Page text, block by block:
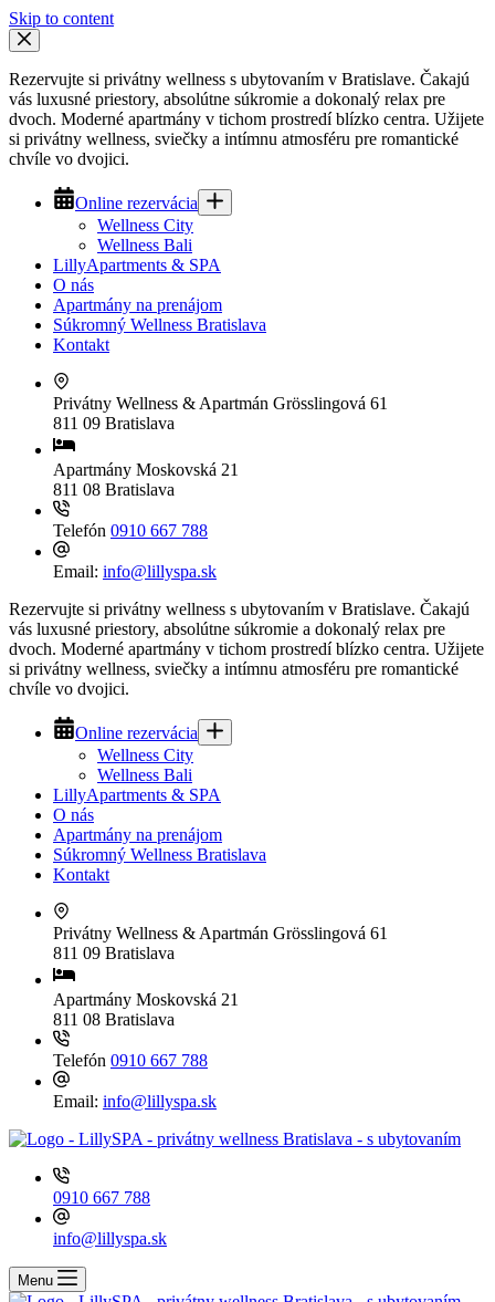
Skip to content
Rezervujte si privátny wellness s ubytovaním v Bratislave. Čakajú
vás luxusné priestory, absolútne súkromie a dokonalý relax pre
dvoch. Moderné apartmány v tichom prostredí blízko centra. Užijete
si privátny wellness, sviečky a intímnu atmosféru pre romantické
chvíle vo dvojici.
Online rezervácia
Wellness City
Wellness Bali
LillyApartments & SPA
O nás
Apartmány na prenájom
Súkromný Wellness Bratislava
Kontakt
Privátny Wellness & Apartmán Grösslingová 61
811 09 Bratislava
Apartmány Moskovská 21
811 08 Bratislava
Telefón 0910 667 788
Email: info@lillyspa.sk
Rezervujte si privátny wellness s ubytovaním v Bratislave. Čakajú
vás luxusné priestory, absolútne súkromie a dokonalý relax pre
dvoch. Moderné apartmány v tichom prostredí blízko centra. Užijete
si privátny wellness, sviečky a intímnu atmosféru pre romantické
chvíle vo dvojici.
Online rezervácia
Wellness City
Wellness Bali
LillyApartments & SPA
O nás
Apartmány na prenájom
Súkromný Wellness Bratislava
Kontakt
Privátny Wellness & Apartmán Grösslingová 61
811 09 Bratislava
Apartmány Moskovská 21
811 08 Bratislava
Telefón 0910 667 788
Email: info@lillyspa.sk
0910 667 788
info@lillyspa.sk
Menu